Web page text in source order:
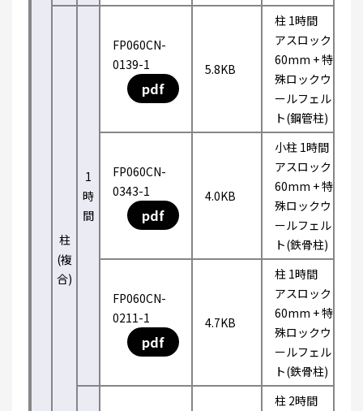
柱
(複
合)
1
時
間
FP060CN-
0139-1
pdf
5.8KB
柱 1時間
アスロック
60mm + 特
殊ロックウ
ールフェル
ト(鋼管柱)
FP060CN-
0343-1
pdf
4.0KB
小柱 1時間
アスロック
60mm + 特
殊ロックウ
ールフェル
ト(鉄骨柱)
FP060CN-
0211-1
pdf
4.7KB
柱 1時間
アスロック
60mm + 特
殊ロックウ
ールフェル
ト(鉄骨柱)
柱 2時間